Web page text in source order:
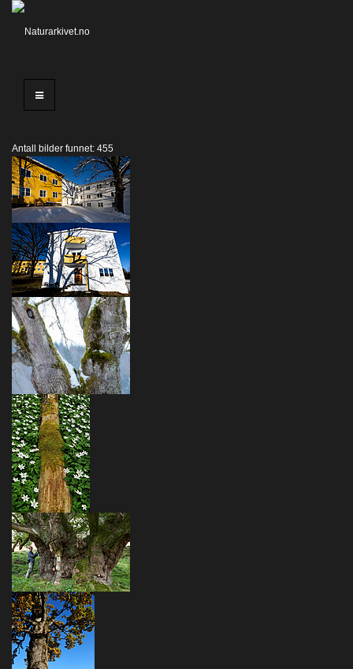
Antall bilder funnet: 455